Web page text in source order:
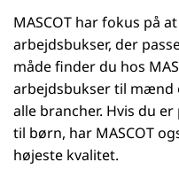
MASCOT har fokus på
arbejdsbukser, der
måde finder du hos
arbejdsbukser til mænd
alle brancher. Hvis du
til børn, har MASCOT
højeste kvalitet.